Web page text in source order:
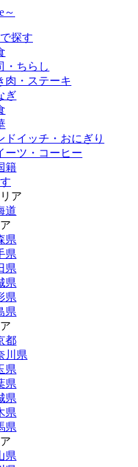
探す
・ちらし
肉・ステーキ
ぎ
ドイッチ・おにぎり
ーツ・コーヒー
籍
ア
道
県
県
県
県
県
県
都
川県
県
県
県
県
県
県